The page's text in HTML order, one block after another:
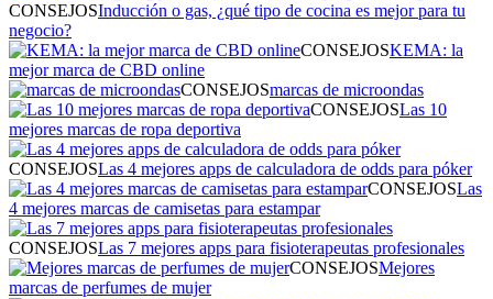
CONSEJOSInducción o gas, ¿qué tipo de cocina es mejor para tu
negocio?
CONSEJOSKEMA: la
mejor marca de CBD online
CONSEJOSmarcas de microondas
CONSEJOSLas 10
mejores marcas de ropa deportiva
CONSEJOSLas 4 mejores apps de calculadora de odds para póker
CONSEJOSLas
4 mejores marcas de camisetas para estampar
CONSEJOSLas 7 mejores apps para fisioterapeutas profesionales
CONSEJOSMejores
marcas de perfumes de mujer